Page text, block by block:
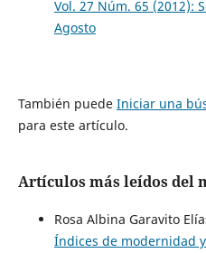
Vol. 27 Núm. 65 (2012):
Agosto
También puede Iniciar una
para este artículo.
Artículos más leídos del
Rosa Albina Garavito
Índices de modernidad